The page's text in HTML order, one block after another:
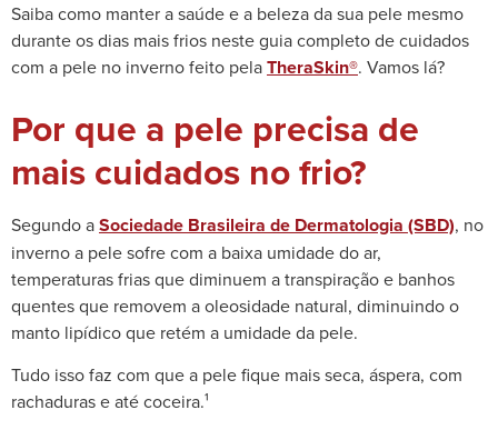
Saiba como manter a saúde e a beleza da sua pele mesmo
durante os dias mais frios neste guia completo de cuidados
com a pele no inverno feito pelaTheraSkin®. Vamos lá?
Por que a pele precisa de
mais cuidados no frio?
Segundo aSociedade Brasileira de Dermatologia (SBD), no
inverno a pele sofre com a baixa umidade do ar,
temperaturas frias que diminuem a transpiração e banhos
quentes que removem a oleosidade natural, diminuindo o
manto lipídico que retém a umidade da pele.
Tudo isso faz com que a pele fique mais seca, áspera, com
rachaduras e até coceira.¹